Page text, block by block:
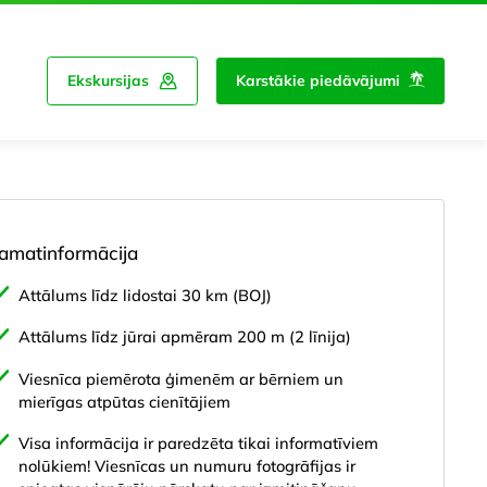
Ekskursijas Karstākie piedāvājumi
Attālums līdz lidostai 30 km (BOJ)
Attālums līdz jūrai apmēram 200 m (2 līnija)
Viesnīca piemērota ģimenēm ar bērniem un
mierīgas atpūtas cienītājiem
Visa informācija ir paredzēta tikai informatīviem
nolūkiem! Viesnīcas un numuru fotogrāfijas ir